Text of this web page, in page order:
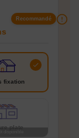
Recommandé
fixation
plate